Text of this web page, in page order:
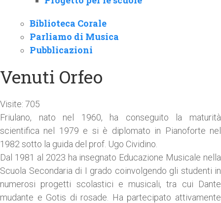
Biblioteca Corale
Parliamo di Musica
Pubblicazioni
Venuti Orfeo
Visite: 705
Friulano, nato nel 1960, ha conseguito la maturità
scientifica nel 1979 e si è diplomato in Pianoforte nel
1982 sotto la guida del prof. Ugo Cividino.
Dal 1981 al 2023 ha insegnato Educazione Musicale nella
Scuola Secondaria di I grado coinvolgendo gli studenti in
numerosi progetti scolastici e musicali, tra cui Dante
mudante e Gotis di rosade. Ha partecipato attivamente